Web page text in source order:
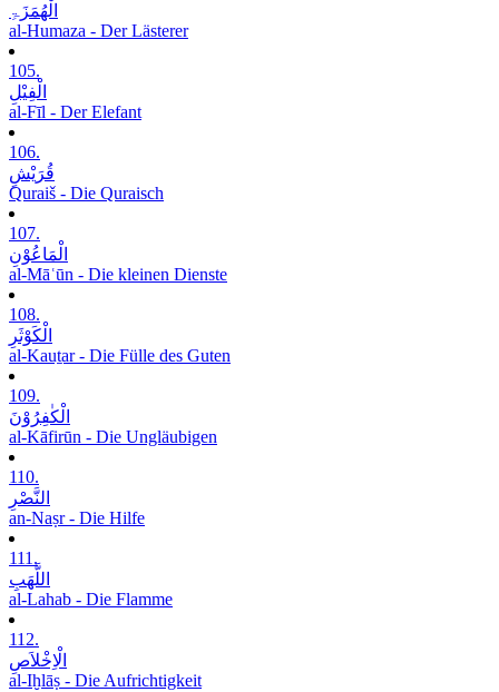
الْھُمَزَۃِ
al-Humaza - Der Lästerer
105.
الْفِیْلِ
al-Fīl - Der Elefant
106.
قُرَیْشٍ
Quraiš - Die Quraisch
107.
الْمَاعُوْنِ
al-Māʿūn - Die kleinen Dienste
108.
الْکَوْثَرِ
al-Kauṯar - Die Fülle des Guten
109.
الْکٰفِرُوْنَ
al-Kāfirūn - Die Ungläubigen
110.
النَّصْرِ
an-Naṣr - Die Hilfe
111.
اللَّھَبِ
al-Lahab - Die Flamme
112.
الْاِخْلاَصِ
al-Iḫlāṣ - Die Aufrichtigkeit